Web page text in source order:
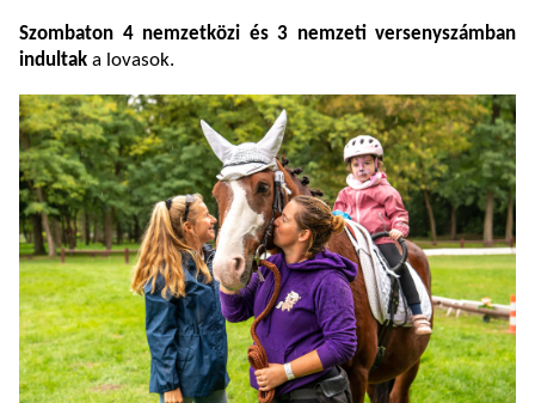
Szombaton 4 nemzetközi és 3 nemzeti versenyszámban
indultak a lovasok.